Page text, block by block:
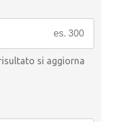
si aggiorna